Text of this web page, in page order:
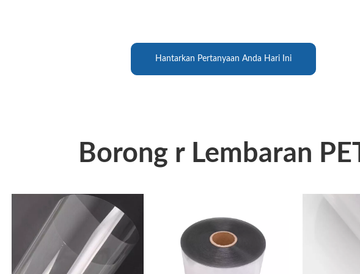
Hantarkan Pertanyaan Anda Hari Ini
Borong r Lembaran